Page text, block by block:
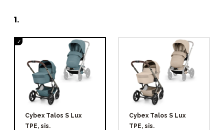
1.
Cybex Talos S Lux
TPE, sis.
Cybex Talos S Lux
TPE, sis.